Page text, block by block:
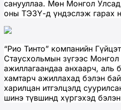
санууллаа. Мөн Монгол
оны ТЭЗҮ-д үндэслэж гарах
“Рио Тинто” компанийн
Стаусхольмын зүгээс
ажиллагаандаа анхаарч, аль
хамтарч ажиллахад бэлэн
харилцан итгэлцэлд
шинэ түвшинд хүргэхэд